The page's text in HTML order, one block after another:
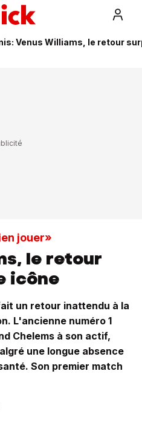
Venus Williams, le retour
jouer»
le retour
icône
un retour inattendu à la
L'ancienne numéro 1
Chelems à son actif,
une longue absence
Son premier match